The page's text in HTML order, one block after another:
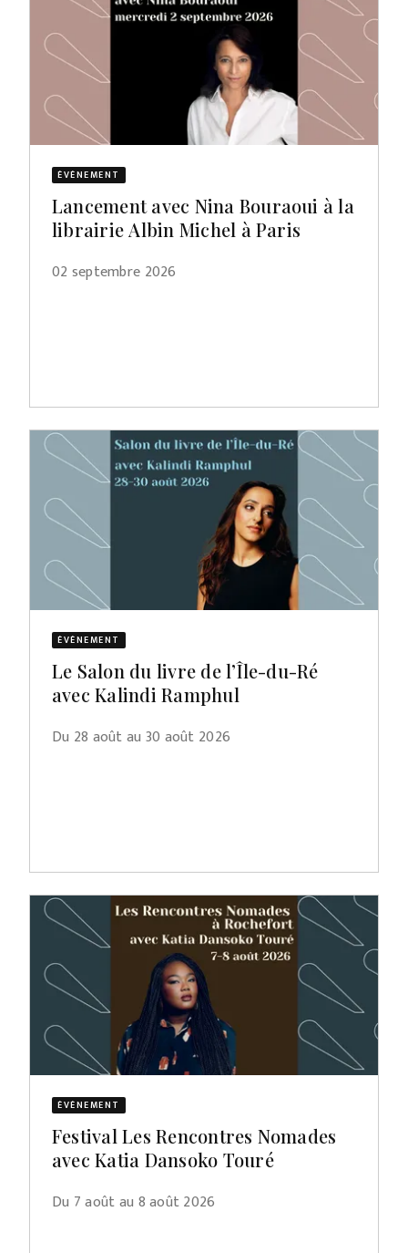
ÉVÈNEMENT
Lancement avec Nina Bouraoui à la
librairie Albin Michel à Paris
02 septembre 2026
ÉVÈNEMENT
Le Salon du livre de l’Île-du-Ré
avec Kalindi Ramphul
Du 28 août au 30 août 2026
ÉVÈNEMENT
Festival Les Rencontres Nomades
avec Katia Dansoko Touré
Du 7 août au 8 août 2026